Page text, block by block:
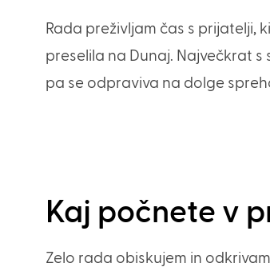
Rada preživljam čas s prijatelji,
preselila na Dunaj. Največkrat
pa se odpraviva na dolge
Kaj počnete v
Zelo rada obiskujem in